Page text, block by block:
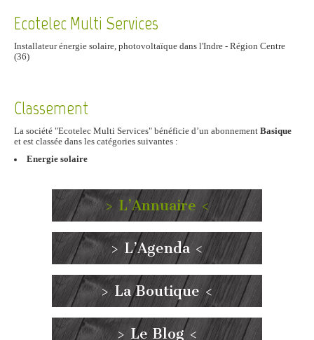
Ecotelec Multi Services
Installateur énergie solaire, photovoltaïque dans l'Indre - Région Centre
(36)
Classement
La société "Ecotelec Multi Services" bénéficie d’un abonnement Basique
et est classée dans les catégories suivantes :
Energie solaire
> L’Annuaire <
> L’Agenda <
> La Boutique <
> Le Blog <